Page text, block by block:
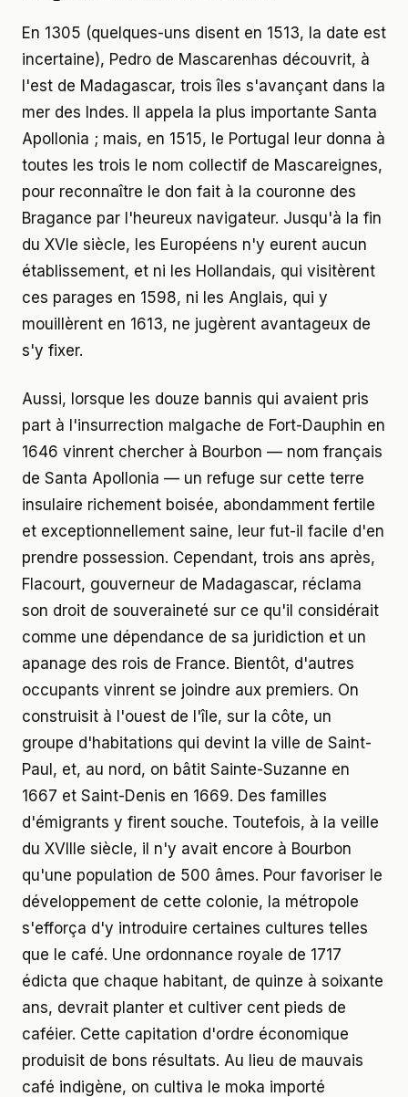
En 1305 (quelques-uns disent en 1513, la date est
incertaine), Pedro de Mascarenhas découvrit, à
l'est de Madagascar, trois îles s'avançant dans la
mer des Indes. Il appela la plus importante Santa
Apollonia ; mais, en 1515, le Portugal leur donna à
toutes les trois le nom collectif de Mascareignes,
pour reconnaître le don fait à la couronne des
Bragance par l'heureux navigateur. Jusqu'à la fin
du XVIe siècle, les Européens n'y eurent aucun
établissement, et ni les Hollandais, qui visitèrent
ces parages en 1598, ni les Anglais, qui y
mouillèrent en 1613, ne jugèrent avantageux de
s'y fixer.
Aussi, lorsque les douze bannis qui avaient pris
part à l'insurrection malgache de Fort-Dauphin en
1646 vinrent chercher à Bourbon — nom français
de Santa Apollonia — un refuge sur cette terre
insulaire richement boisée, abondamment fertile
et exceptionnellement saine, leur fut-il facile d'en
prendre possession. Cependant, trois ans après,
Flacourt, gouverneur de Madagascar, réclama
son droit de souveraineté sur ce qu'il considérait
comme une dépendance de sa juridiction et un
apanage des rois de France. Bientôt, d'autres
occupants vinrent se joindre aux premiers. On
construisit à l'ouest de l'île, sur la côte, un
groupe d'habitations qui devint la ville de Saint-
Paul, et, au nord, on bâtit Sainte-Suzanne en
1667 et Saint-Denis en 1669. Des familles
d'émigrants y firent souche. Toutefois, à la veille
du XVIIIe siècle, il n'y avait encore à Bourbon
qu'une population de 500 âmes. Pour favoriser le
développement de cette colonie, la métropole
s'efforça d'y introduire certaines cultures telles
que le café. Une ordonnance royale de 1717
édicta que chaque habitant, de quinze à soixante
ans, devrait planter et cultiver cent pieds de
caféier. Cette capitation d'ordre économique
produisit de bons résultats. Au lieu de mauvais
café indigène, on cultiva le moka importé